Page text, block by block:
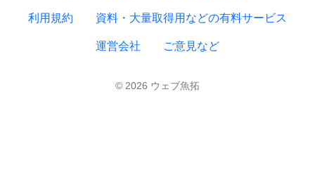
利用規約 資料・大量取得用などの有料サービス
運営会社 ご意見など
© 2026 ウェブ魚拓